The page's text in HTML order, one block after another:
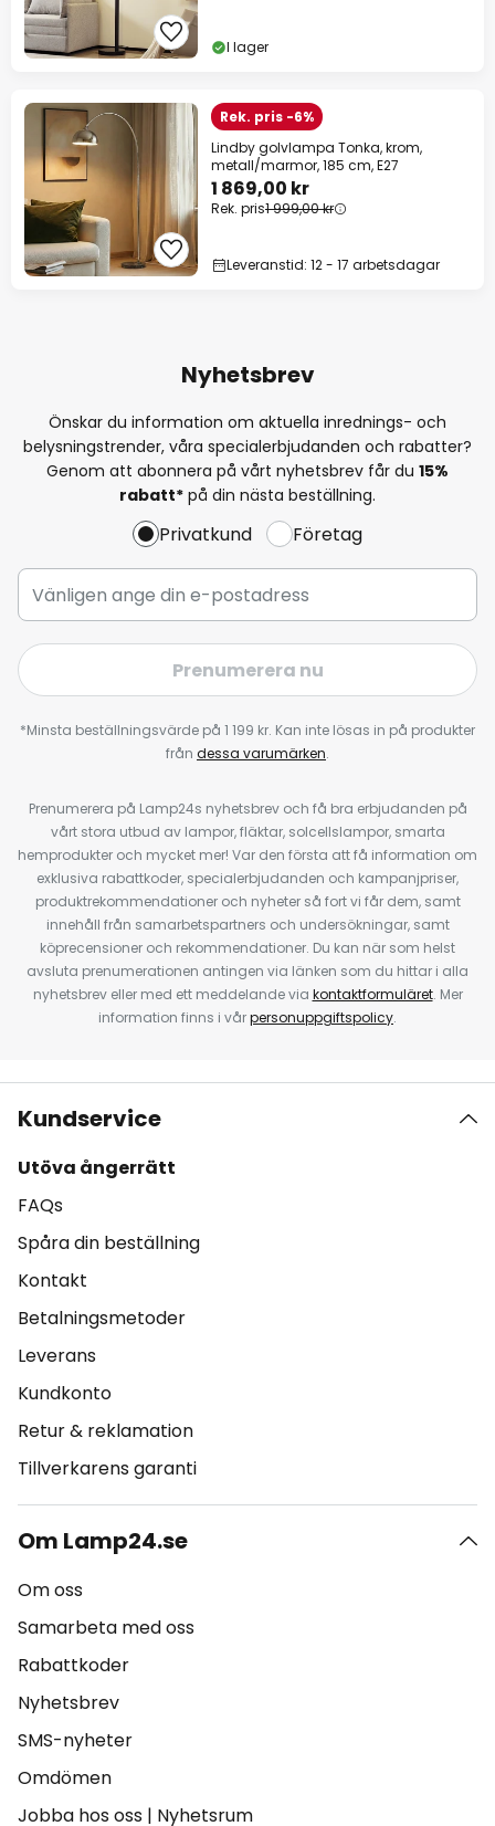
I lager
Rek. pris -6%
Lindby golvlampa Tonka, krom,
metall/marmor, 185 cm, E27
1 869,00 kr
Rek. pris1 999,00 kr
Leveranstid: 12 - 17 arbetsdagar
Nyhetsbrev
Önskar du information om aktuella inrednings- och
belysningstrender, våra specialerbjudanden och rabatter?
Genom att abonnera på vårt nyhetsbrev får du 15%
rabatt* på din nästa beställning.
Privatkund Företag
Prenumerera nu
*Minsta beställningsvärde på 1 199 kr. Kan inte lösas in på produkter
från dessa varumärken.
Prenumerera på Lamp24s nyhetsbrev och få bra erbjudanden på
vårt stora utbud av lampor, fläktar, solcellslampor, smarta
hemprodukter och mycket mer! Var den första att få information om
exklusiva rabattkoder, specialerbjudanden och kampanjpriser,
produktrekommendationer och nyheter så fort vi får dem, samt
innehåll från samarbetspartners och undersökningar, samt
köprecensioner och rekommendationer. Du kan när som helst
avsluta prenumerationen antingen via länken som du hittar i alla
nyhetsbrev eller med ett meddelande via kontaktformuläret. Mer
information finns i vårpersonuppgiftspolicy.
Kundservice
Utöva ångerrätt
FAQs
Spåra din beställning
Kontakt
Betalningsmetoder
Leverans
Kundkonto
Retur & reklamation
Tillverkarens garanti
Om Lamp24.se
Om oss
Samarbeta med oss
Rabattkoder
Nyhetsbrev
SMS-nyheter
Omdömen
Jobba hos oss | Nyhetsrum